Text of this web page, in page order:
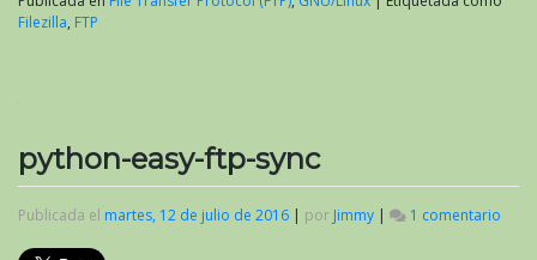
Filezilla, FTP
python-easy-ftp-sync
Publicada el martes, 12 de julio de 2016 | por Jimmy | 1 comentario